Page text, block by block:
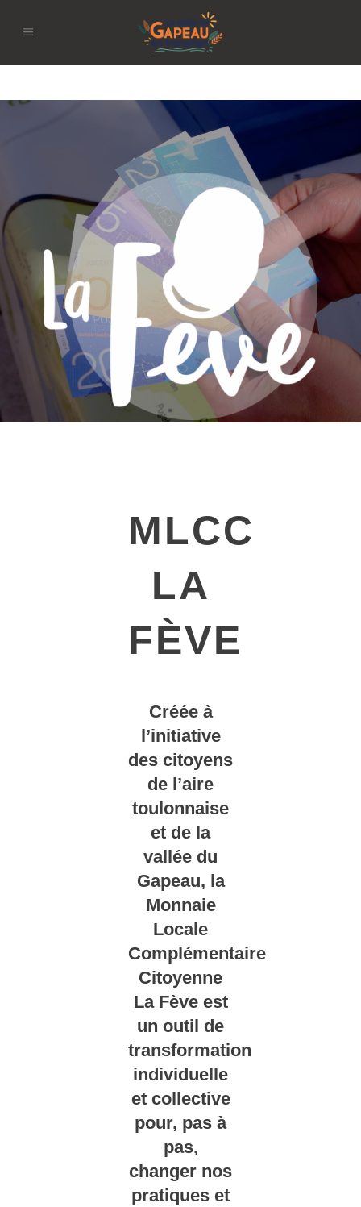
MLCC
LA
FÈVE
Créée à
l’initiative
des citoyens
de l’aire
toulonnaise
et de la
vallée du
Gapeau, la
Monnaie
Locale
Complémentaire
Citoyenne
La Fève est
un outil de
transformation
individuelle
et collective
pour, pas à
pas,
changer nos
pratiques et